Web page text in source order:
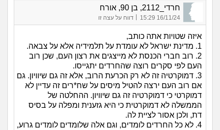
חרדי_2112, בן 90, אורח
16/11/24 15:29 דווח על עצה זו
איזה שטויות אתה כותב,
1. מדינת ישראל לא עומדת על תלמידיה אלא על צבאה.
2. רוב חברי הכנסת לא מייצגים את רצון העם, שכן רוב
העם לפי סקרים רוצה שהחרדים יתגייסו.
3. דמוקרטיה זה לא רק הכרעת הרוב, אלא זה גם שיוויון. גם
אם רוב העם ירצה להטיל מיסים על שח*רים זה עדיין לא
דמוקרטי כי דמוקרטיה זה גם שיוויון. ההחלטה של
הממשלה לא דמוקרטית כי היא גזענית ומפלה על בסיס
דת, ולכן אסור לציית לה.
4. לא כל החרדים לומדים, וגם אלה שלומדים לומדים גרוע,